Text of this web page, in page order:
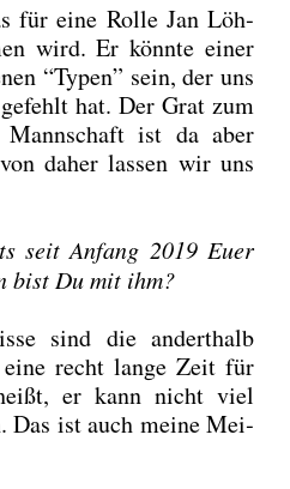
für eine Rol­le Jan Löh­
wird. Er könn­te einer
“Typen” sein, der uns
hat. Der Grat zum
ist da aber
daher las­sen wir uns
seit Anfang 2019 Euer
bist Du mit ihm?
sind die andert­halb
recht lan­ge Zeit für
er kann nicht viel
Das ist auch mei­ne Mei­